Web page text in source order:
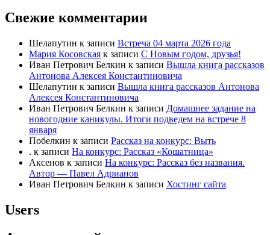
Свежие комментарии
Шелапутин к записи Встреча 04 марта 2026 года
Мария Косовская к записи С Новым годом, друзья!
Иван Петрович Белкин к записи Вышла книга рассказов
Антонова Алексея Константиновича
Шелапутин к записи Вышла книга рассказов Антонова
Алексея Константиновича
Иван Петрович Белкин к записи Домашнее задание на
новогодние каникулы. Итоги подведем на встрече 8
января
Побелкин к записи Рассказ на конкурс: Выть
. к записи На конкурс: Рассказ «Кошатница»
Аксенов к записи На конкурс: Рассказ без названия.
Автор — Павел Адрианов
Иван Петрович Белкин к записи Хостинг сайта
Users